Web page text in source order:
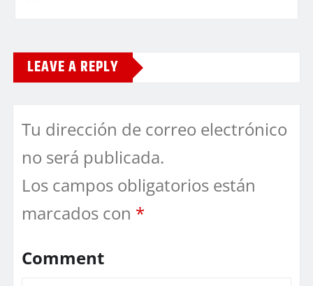
LEAVE A REPLY
Tu dirección de correo electrónico
no será publicada.
Los campos obligatorios están
marcados con *
Comment